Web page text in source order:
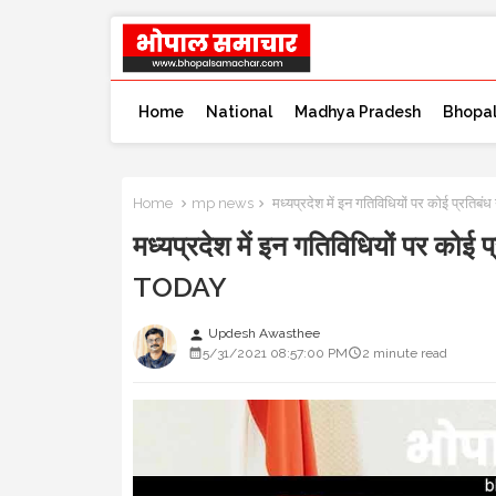
Home National Madhya Pradesh Bhopal
Home mp news मध्यप्रदेश में इन गतिविधियों पर कोई
मध्यप्रदेश में इन गतिविधियों पर
TODAY
person Updesh Awasthee
5/31/2021 08:57:00 PM
2 minute read